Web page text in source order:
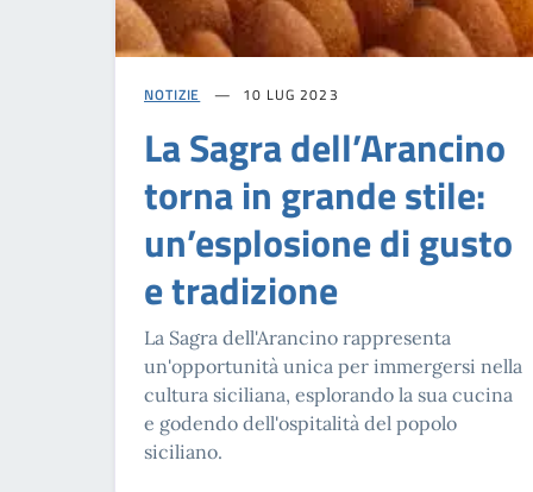
NOTIZIE 10 LUG 2023
La Sagra dell’Arancino
torna in grande stile:
un’esplosione di gusto
e tradizione
La Sagra dell'Arancino rappresenta
un'opportunità unica per immergersi nella
cultura siciliana, esplorando la sua cucina
e godendo dell'ospitalità del popolo
siciliano.